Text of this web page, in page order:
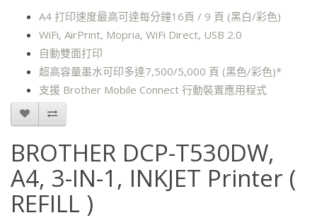
A4 打印速度最高可達每分鐘16頁 / 9 頁 (黑白/彩色)
WiFi, AirPrint, Mopria, WiFi Direct, USB 2.0
自動雙面打印
超高容量墨水可印多達7,500/5,000 頁 (黑色/彩色)*
支援 Brother Mobile Connect 行動裝置應用程式
BROTHER DCP-T530DW,
A4, 3-IN-1, INKJET Printer (
REFILL )